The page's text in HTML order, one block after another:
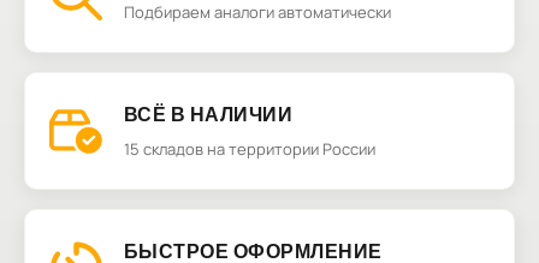
Подбираем аналоги автоматически
ВСЁ В НАЛИЧИИ
15 складов на территории России
БЫСТРОЕ ОФОРМЛЕНИЕ